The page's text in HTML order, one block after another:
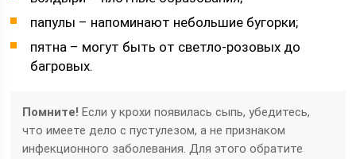
папулы – напоминают небольшие бугорки;
пятна – могут быть от светло-розовых до
багровых.
Помните!Если у крохи появилась сыпь, убедитесь,
что имеете дело с пустулезом, а не признаком
инфекционного заболевания. Для этого обратите